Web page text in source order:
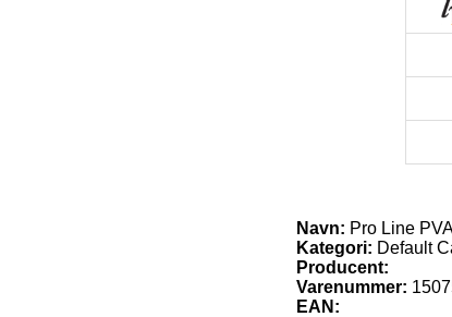
Navn: Pro Line
Kategori: Default
Producent:
Varenummer:
EAN: